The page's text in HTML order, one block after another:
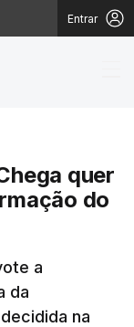
Entrar
quer
do
a
da
na